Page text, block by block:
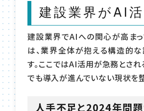
建設業界がAI
建設業界でAIへの関心が高ま
は、業界全体が抱える構造的
す。ここではAI活用が急務とされ
でも導入が進んでいない現状を
人手不足と2024年問